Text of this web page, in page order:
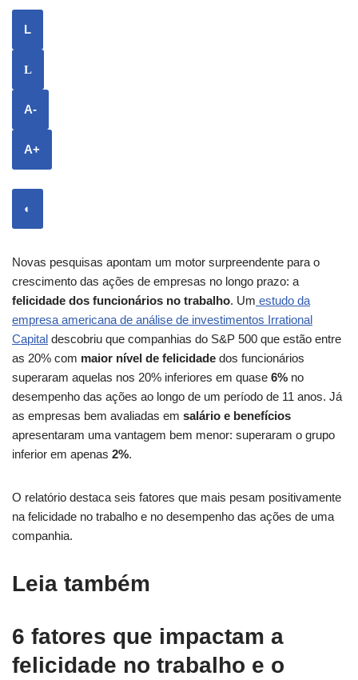
L
L
A-
A+
◐
Novas pesquisas apontam um motor surpreendente para o
crescimento das ações de empresas no longo prazo: a
felicidade dos funcionários no trabalho. Um estudo da
empresa americana de análise de investimentos Irrational
Capital descobriu que companhias do S&P 500 que estão entre
as 20% com maior nível de felicidade dos funcionários
superaram aquelas nos 20% inferiores em quase 6% no
desempenho das ações ao longo de um período de 11 anos. Já
as empresas bem avaliadas em salário e benefícios
apresentaram uma vantagem bem menor: superaram o grupo
inferior em apenas 2%.
O relatório destaca seis fatores que mais pesam positivamente
na felicidade no trabalho e no desempenho das ações de uma
companhia.
Leia também
6 fatores que impactam a
felicidade no trabalho e o